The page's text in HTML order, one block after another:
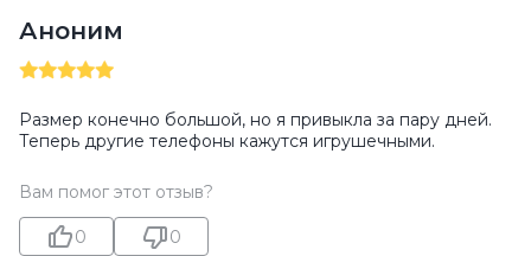
Аноним
Размер конечно большой, но я привыкла за пару дней.
Теперь другие телефоны кажутся игрушечными.
Вам помог этот отзыв?
0 0